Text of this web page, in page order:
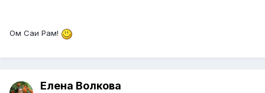
Ом Саи Рам!
Елена Волкова